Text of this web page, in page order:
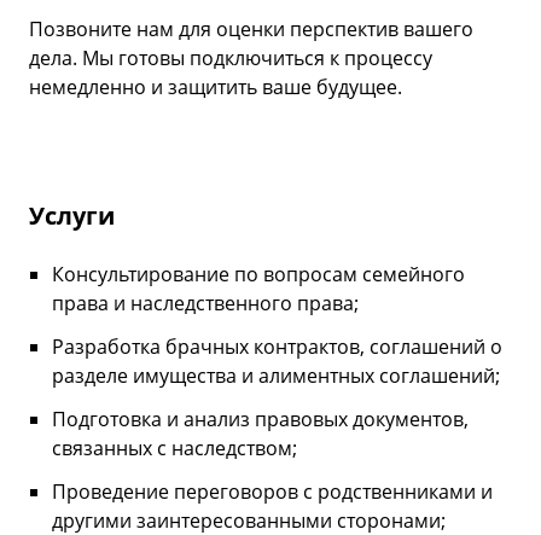
Позвоните нам для оценки перспектив вашего
дела. Мы готовы подключиться к процессу
немедленно и защитить ваше будущее.
Услуги
Консультирование по вопросам семейного
права и наследственного права;
Разработка брачных контрактов, соглашений о
разделе имущества и алиментных соглашений;
Подготовка и анализ правовых документов,
связанных с наследством;
Проведение переговоров с родственниками и
другими заинтересованными сторонами;